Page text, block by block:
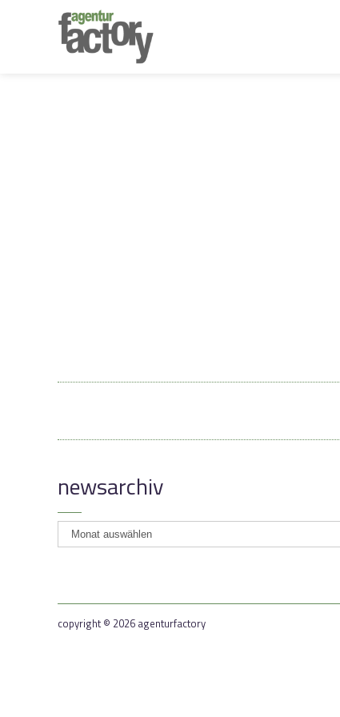
newsarchiv
newsarchiv
copyright © 2026 agenturfactory